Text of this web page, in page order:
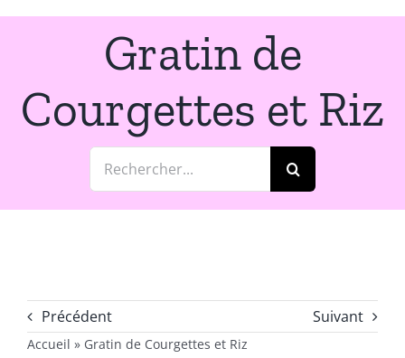
Gratin de
Courgettes et Riz
Rechercher:
Précédent Suivant
Accueil » Gratin de Courgettes et Riz